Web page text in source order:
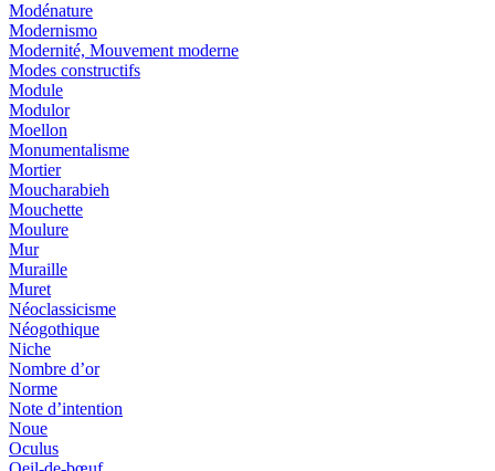
Modénature
Modernismo
Modernité, Mouvement moderne
Modes constructifs
Module
Modulor
Moellon
Monumentalisme
Mortier
Moucharabieh
Mouchette
Moulure
Mur
Muraille
Muret
Néoclassicisme
Néogothique
Niche
Nombre d’or
Norme
Note d’intention
Noue
Oculus